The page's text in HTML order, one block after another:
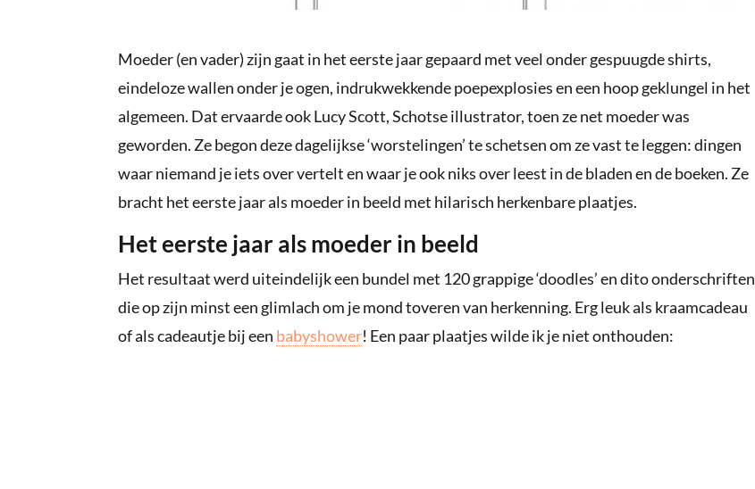
Moeder (en vader) zijn gaat in het eerste jaar gepaard met veel onder gespuugde shirts,
eindeloze wallen onder je ogen, indrukwekkende poepexplosies en een hoop geklungel in het
algemeen. Dat ervaarde ook Lucy Scott, Schotse illustrator, toen ze net moeder was
geworden. Ze begon deze dagelijkse ‘worstelingen’ te schetsen om ze vast te leggen: dingen
waar niemand je iets over vertelt en waar je ook niks over leest in de bladen en de boeken. Ze
bracht het eerste jaar als moeder in beeld met hilarisch herkenbare plaatjes.
Het eerste jaar als moeder in beeld
Het resultaat werd uiteindelijk een bundel met 120 grappige ‘doodles’ en dito onderschriften
die op zijn minst een glimlach om je mond toveren van herkenning. Erg leuk als kraamcadeau
of als cadeautje bij een babyshower! Een paar plaatjes wilde ik je niet onthouden: